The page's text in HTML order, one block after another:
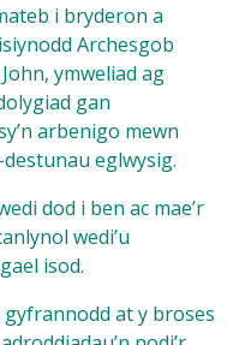
i bryderon a
Archesgob
ymweliad ag
gan
arbenigo mewn
eglwysig.
dod i ben ac mae’r
wedi’u
isod.
gyfrannodd at y broses